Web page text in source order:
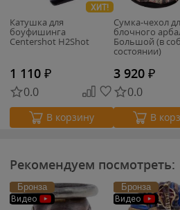
ХИТ!
Катушка для
боуфишинга
Centershot H2Shot
1 110 ₽
0.0
В корзину
Сумка-чехол
блочного
Большой (в
состоянии)
3 920 ₽
0.0
В
Рекомендуем посмотреть:
Бронза
Видео
Бронза
Видео